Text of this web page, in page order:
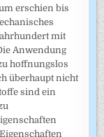
erschien bis
mit
Anwendung
hoffnungslos
überhaupt nicht
sind ein